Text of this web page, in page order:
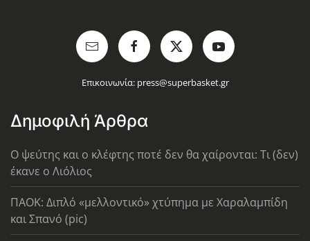
Επικοινωνία: press@superbasket.gr
Δημοφιλή Άρθρα
Ο ψεύτης και ο κλέφτης ποτέ δεν θα χαίρονται: Τι (δεν)
έκανε ο Λιόλιος
ΠΑΟΚ: Διπλό «μελλοντικό» χτύπημα με Χαραλαμπίδη
και Σπανό (pic)